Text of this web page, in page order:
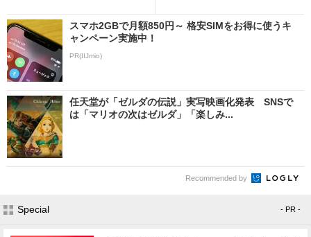
スマホ2GBで月額850円～ 格安SIMをお得に使うキ
ャンペーン実施中！
PR(IIJmio)
任天堂が「ゼルダの伝説」実写映画化発表 SNSで
は「マリオの次はゼルダ」「楽しみ...
Recommended by
Special - PR -